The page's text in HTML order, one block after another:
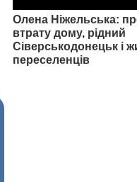
Олена Ніжельська:
втрату дому, рідний
Сіверськодонецьк і
переселенців